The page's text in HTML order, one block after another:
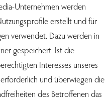
Unternehmen werden
erstellt und für
verwendet. Dazu werden in
gespeichert. Ist die
Interesses unseres
und überwiegen die
des Betroffenen das